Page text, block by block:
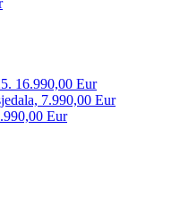
16.990,00 Eur
7.990,00 Eur
Eur